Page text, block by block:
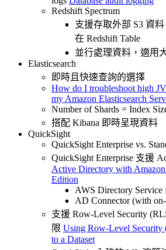
Redshift Spectrum
支援存取外部 S3 資
在 Redshift Table
並行處理資料，適用
Elasticsearch
即時且快速查詢的選擇
How do I troubleshoot high
my Amazon Elasticsearch
Number of Shards = Index
搭配 Kibana 即時呈現資料
QuickSight
QuickSight Enterprise vs.
QuickSight Enterprise 支援
Active Directory with
Edition
AWS Directory
AD Connector (with
支援 Row-Level Security
限 Using Row-Level Security
to a Dataset